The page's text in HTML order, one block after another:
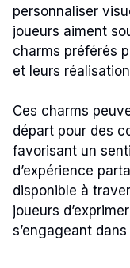
personnaliser
joueurs aiment
charms préférés
et leurs
Ces charms
départ pour des
favorisant un
d’expérience
disponible à
joueurs
s’engageant